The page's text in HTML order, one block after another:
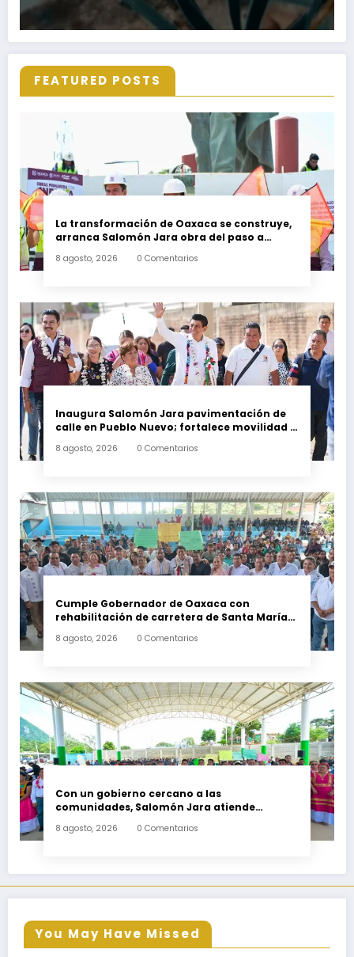
FEATURED POSTS
La transformación de Oaxaca se construye,
arranca Salomón Jara obra del paso a
kilómetro 184 + 300
8 agosto, 2026 0 Comentarios
Inaugura Salomón Jara pavimentación de
calle en Pueblo Nuevo; fortalece movilidad y
8 agosto, 2026 0 Comentarios
Cumple Gobernador de Oaxaca con
rehabilitación de carretera de Santa María
8 agosto, 2026 0 Comentarios
Con un gobierno cercano a las
comunidades, Salomón Jara atiende
Tenango
8 agosto, 2026 0 Comentarios
You May Have Missed